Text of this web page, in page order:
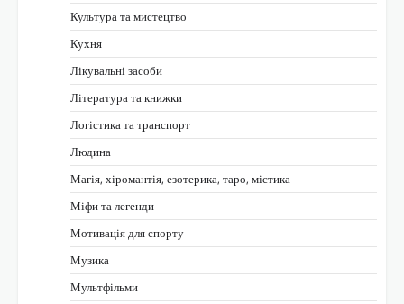
Культура та мистецтво
Кухня
Лікувальні засоби
Література та книжки
Логістика та транспорт
Людина
Магія, хіромантія, езотерика, таро, містика
Міфи та легенди
Мотивація для спорту
Музика
Мультфільми